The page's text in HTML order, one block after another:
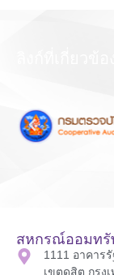
สหกรณ์ออมทรั
1111 อาคาร
เขตดุสิต กรุง